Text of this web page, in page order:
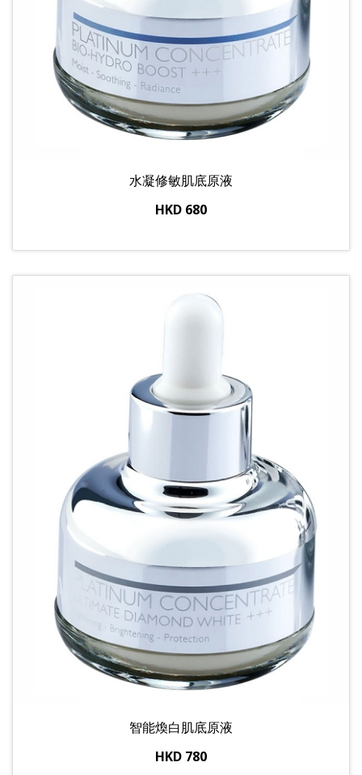
水凝修敏肌底原液
HKD 680
智能煥白肌底原液
HKD 780